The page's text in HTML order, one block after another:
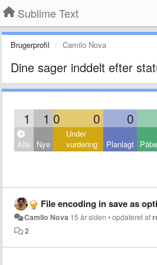
Sublime Text
Brugerprofil Camilo Nova
Dine sager inddelt efter
1 1 0 0 0
Alle Nye
Under
vurdering
Planlagt
File encoding in save as
Camilo Nova 15 år siden •opdateret af
2